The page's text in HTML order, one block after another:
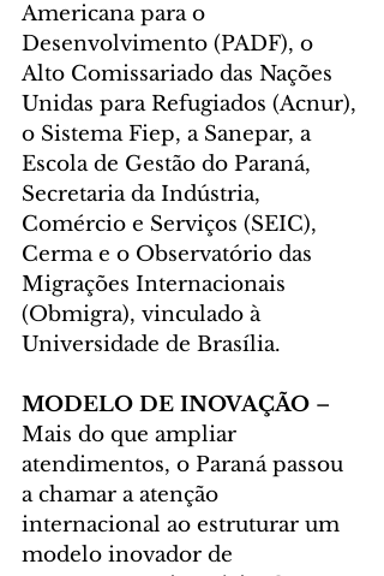
Americana para o
Desenvolvimento (PADF), o
Alto Comissariado das Nações
Unidas para Refugiados (Acnur),
o Sistema Fiep, a Sanepar, a
Escola de Gestão do Paraná,
Secretaria da Indústria,
Comércio e Serviços (SEIC),
Cerma e o Observatório das
Migrações Internacionais
(Obmigra), vinculado à
Universidade de Brasília.
MODELO DE INOVAÇÃO –
Mais do que ampliar
atendimentos, o Paraná passou
a chamar a atenção
internacional ao estruturar um
modelo inovador de